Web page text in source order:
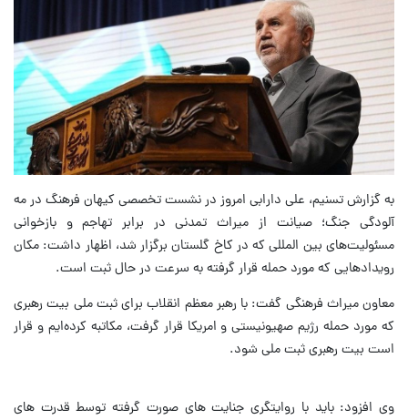
به گزارش تسنیم، علی دارابی امروز در نشست تخصصی کیهان فرهنگ در مه
آلودگی جنگ؛ صیانت از میراث تمدنی در برابر تهاجم و بازخوانی
مسئولیت‌های بین المللی که در کاخ گلستان برگزار شد، اظهار داشت: مکان
رویدادهایی که مورد حمله قرار گرفته به سرعت در حال ثبت است.
معاون میراث فرهنگی گفت: با رهبر معظم انقلاب برای ثبت ملی بیت رهبری
که مورد حمله رژیم صهیونیستی و امریکا قرار گرفت، مکاتبه کرده‌ایم و قرار
است بیت رهبری ثبت ملی شود.
وی افزود: باید با روایتگری جنایت های صورت گرفته توسط قدرت های